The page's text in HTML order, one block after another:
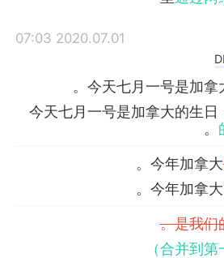
2020.07.01 07:03
今天七月一号是加拿
今天七月一号是加拿大的生日
。
今年加拿大
今年加拿
。
是我们